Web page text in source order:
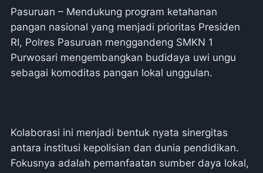
Pasuruan – Mendukung program ketahanan
pangan nasional yang menjadi prioritas Presiden
RI, Polres Pasuruan menggandeng SMKN 1
Purwosari mengembangkan budidaya uwi ungu
sebagai komoditas pangan lokal unggulan.
Kolaborasi ini menjadi bentuk nyata sinergitas
antara institusi kepolisian dan dunia pendidikan.
Fokusnya adalah pemanfaatan sumber daya lokal,